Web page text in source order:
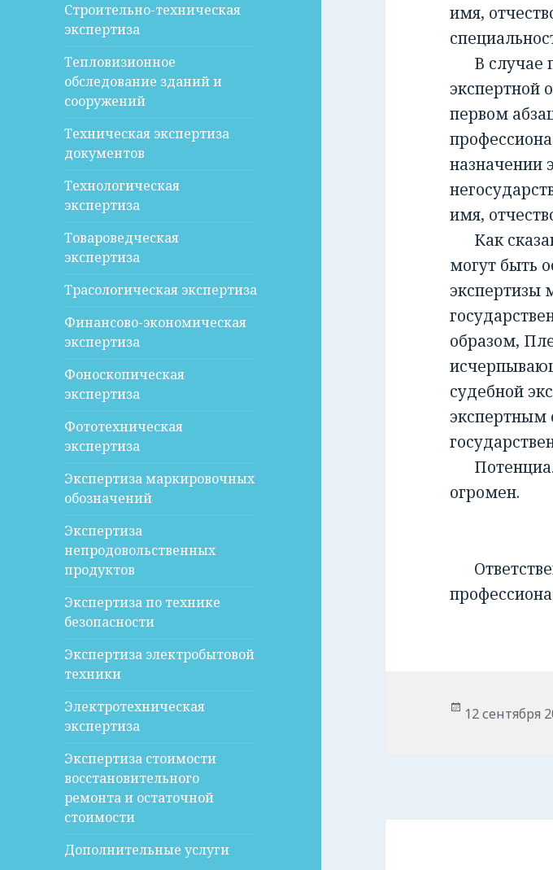
Строительно-техническая
экспертиза
Тепловизионное
обследование зданий и
сооружений
Техническая экспертиза
документов
Технологическая
экспертиза
Товароведческая
экспертиза
Трасологическая экспертиза
Финансово-экономическая
экспертиза
Фоноскопическая
экспертиза
Фототехническая
экспертиза
Экспертиза маркировочных
обозначений
Экспертиза
непродовольственных
продуктов
Экспертиза по технике
безопасности
Экспертиза электробытовой
техники
Электротехническая
экспертиза
Экспертиза стоимости
восстановительного
ремонта и остаточной
стоимости
Дополнительные услуги
имя,
В случае
экспертной
первом
назначении
имя,
Как
могут быть
экспертизы
образом,
судебной
экспертным
огромен.
12 сентября